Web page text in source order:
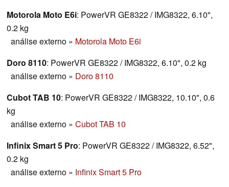
Motorola Moto E6i: PowerVR GE8322 / IMG8322, 6.10",
0.2 kg
análise externo » Motorola Moto E6i
Doro 8110: PowerVR GE8322 / IMG8322, 6.10", 0.2 kg
análise externo » Doro 8110
Cubot TAB 10: PowerVR GE8322 / IMG8322, 10.10", 0.6
kg
análise externo » Cubot TAB 10
Infinix Smart 5 Pro: PowerVR GE8322 / IMG8322, 6.52",
0.2 kg
análise externo » Infinix Smart 5 Pro